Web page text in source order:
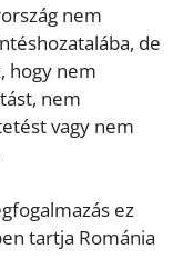
nem
de
hogy nem
nem
vagy nem
ez
tartja Románia